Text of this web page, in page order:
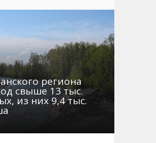
Магадан – Аэропорт
приливов отливов
региона
свыше 13 тыс.
из них 9,4 тыс.